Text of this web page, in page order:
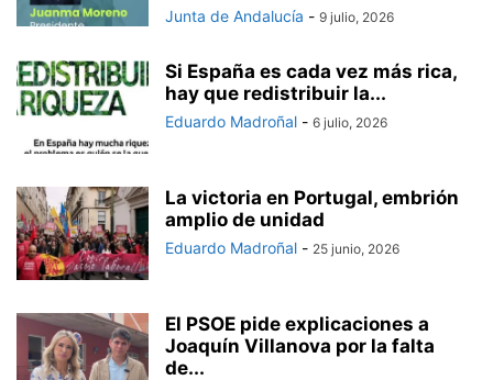
Junta de Andalucía - 9 julio, 2026
Si España es cada vez más rica,
hay que redistribuir la...
Eduardo Madroñal - 6 julio, 2026
La victoria en Portugal, embrión
amplio de unidad
Eduardo Madroñal - 25 junio, 2026
El PSOE pide explicaciones a
Joaquín Villanova por la falta
de...